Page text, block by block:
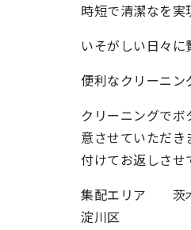
時短で清潔なを
いそがしい日々
便利なクリーニ
クリーニングで
意させていただ
付けてお返しさせ
集配エリア 茨
淀川区